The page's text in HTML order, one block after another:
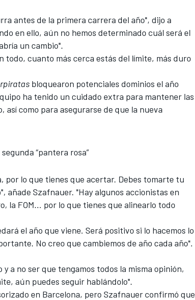
antes de la primera carrera del año", dijo a
en ello, aún no hemos determinado cuál será el
un cambio".
todo, cuanto más cerca estás del límite, más duro
bloquearon potenciales dominios el año
ha tenido un cuidado extra para mantener las
así como para asegurarse de que la nueva
“pantera rosa”
por lo que tienes que acertar. Debes tomarte tu
añade Szafnauer. "Hay algunos accionistas en
la FOM... por lo que tienes que alinearlo todo
el año que viene. Será positivo si lo hacemos lo
No creo que cambiemos de año cada año".
a no ser que tengamos todos la misma opinión,
aún puedes seguir hablándolo".
en Barcelona, pero Szafnauer confirmó que